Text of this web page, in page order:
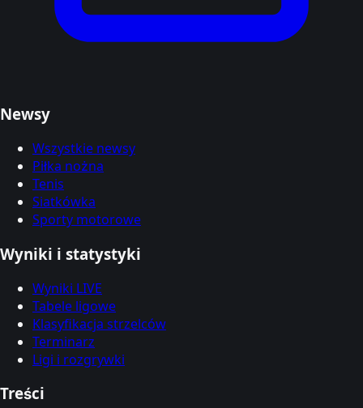
Newsy
Wszystkie newsy
Piłka nożna
Tenis
Siatkówka
Sporty motorowe
Wyniki i statystyki
Wyniki LIVE
Tabele ligowe
Klasyfikacja strzelców
Terminarz
Ligi i rozgrywki
Treści